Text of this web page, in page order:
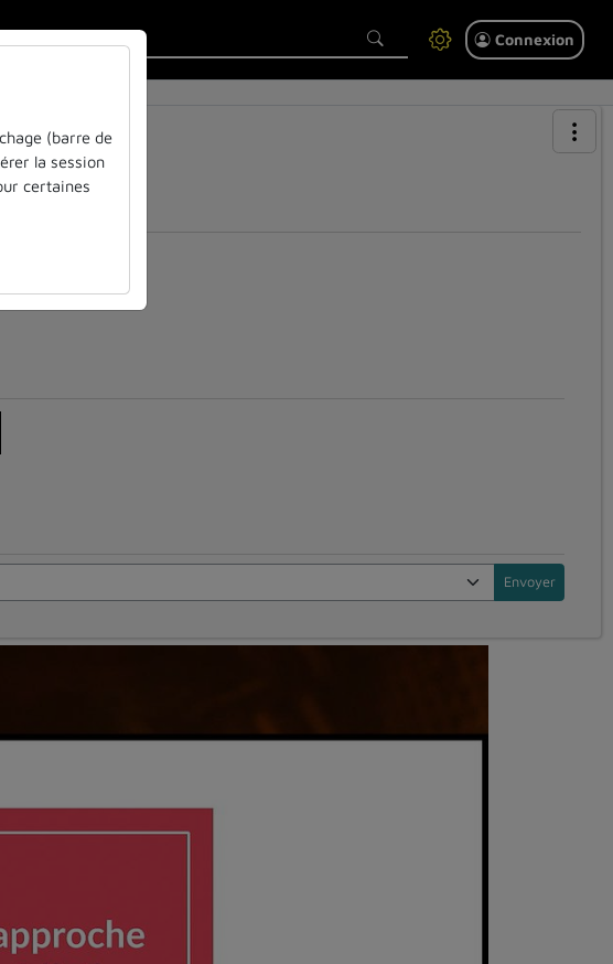
Connexion
(barre de
la session
certaines